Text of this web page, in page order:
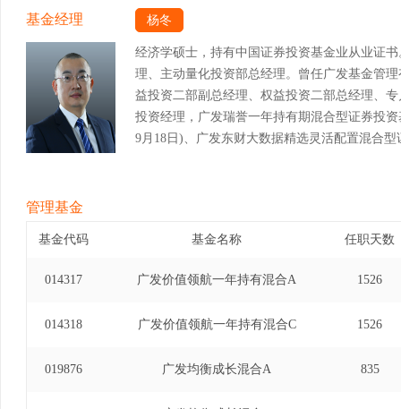
基金经理 杨冬
经济学硕士，持有中国证券投资基金业从业证
理、主动量化投资部总经理。曾任广发基金管
益投资二部副总经理、权益投资二部总经理、
投资经理，广发瑞誉一年持有期混合型证券投
9月18日)、广发东财大数据精选灵活配置混合
管理基金
基金代码 基金名称 任职天数
014317 广发价值领航一年持有混合A 1526
014318 广发价值领航一年持有混合C 1526
019876 广发均衡成长混合A 835